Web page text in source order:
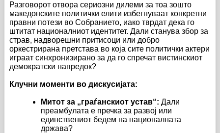
Разговорот отвора сериозни дилеми за тоа зошто
македонските политички елити избегнуваат конкретни
правни потези во Собранието, иако тврдат дека го
штитат националниот идентитет. Дали станува збор за
страв, надворешни притисоци или добро
оркестрирана претстава во која сите политички актери
играат синхронизирано за да го спречат вистинскиот
демократски напредок?
Клучни моменти во дискусијата:
Митот за „граѓанскиот устав“: Дали
преамбулата е пречка за развој или
единствениот бедем на националната
држава?